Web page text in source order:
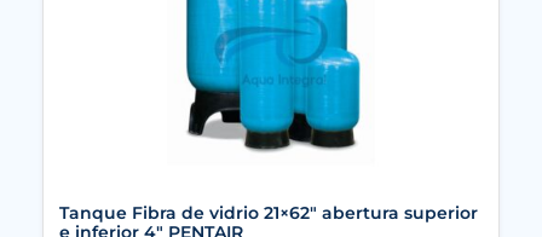
Tanque Fibra de vidrio 21×62″ abertura superior
e inferior 4″ PENTAIR